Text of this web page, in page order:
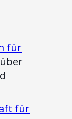
für
für